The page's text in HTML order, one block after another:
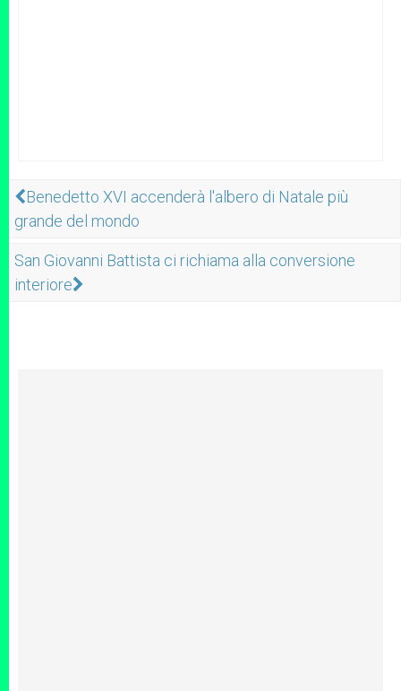
Benedetto XVI accenderà l'albero di Natale più
grande del mondo
San Giovanni Battista ci richiama alla conversione
interiore